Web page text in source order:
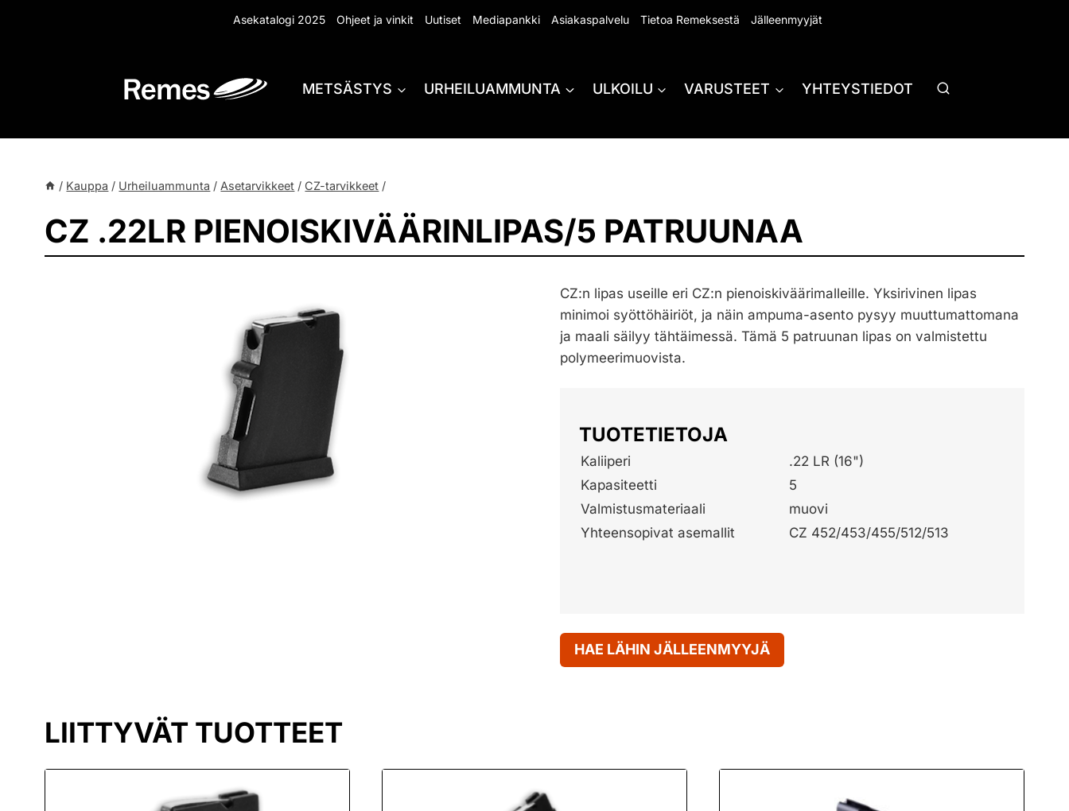
Asekatalogi 2025 Ohjeet ja vinkit Uutiset Mediapankki Asiakaspalvelu Tietoa Remeksestä Jälleenmyyjät
METSÄSTYS URHEILUAMMUNTA ULKOILU VARUSTEET YHTEYSTIEDOT
/ Kauppa / Urheiluammunta / Asetarvikkeet / CZ-tarvikkeet /
CZ .22LR PIENOISKIVÄÄRINLIPAS/5 PATRUUNAA
CZ:n lipas useille eri CZ:n pienoiskiväärimalleille. Yksirivinen lipas
minimoi syöttöhäiriöt, ja näin ampuma-asento pysyy muuttumattomana
ja maali säilyy tähtäimessä. Tämä 5 patruunan lipas on valmistettu
polymeerimuovista.
TUOTETIETOJA
Kaliiperi
.22 LR (16")
Kapasiteetti
5
Valmistusmateriaali
muovi
Yhteensopivat asemallit
CZ 452/453/455/512/513
HAE LÄHIN JÄLLEENMYYJÄ
LIITTYVÄT TUOTTEET